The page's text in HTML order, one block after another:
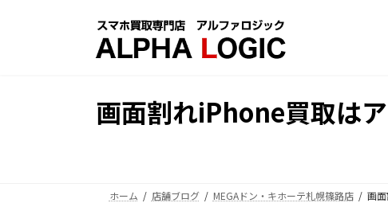
画面割れiPhone買取は
ホーム 店舗ブログ MEGAドン・キホーテ札幌篠路店 画